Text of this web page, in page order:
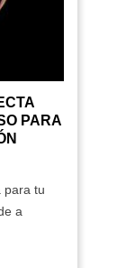
PARA
para tu
a